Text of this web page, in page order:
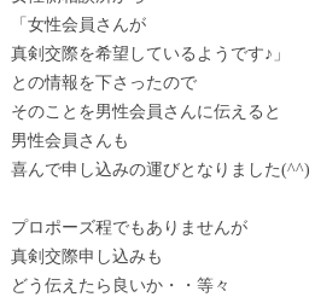
「女性会員さんが
真剣交際を希望しているようです♪」
との情報を下さったので
そのことを男性会員さんに伝えると
男性会員さんも
喜んで申し込みの運びとなりました(^^)
プロポーズ程でもありませんが
真剣交際申し込みも
どう伝えたら良いか・・等々